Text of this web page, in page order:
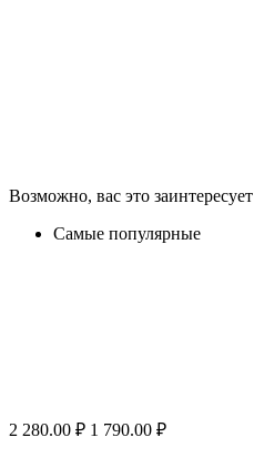
Возможно, вас это заинтересует
Самые популярные
2 280.00 ₽ 1 790.00 ₽